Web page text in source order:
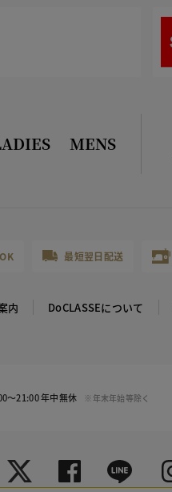
ボルドー
MENS
最短翌日配送
内 DoCLASSEについて
～21:00 年中無休 ※年末年始等除く